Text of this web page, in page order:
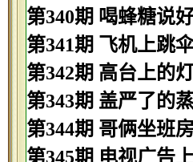
第340期 喝蜂糖说
第341期 飞机上跳
第342期 高台上的
第343期 盖严了的
第344期 哥俩坐班
第345期 电视广告